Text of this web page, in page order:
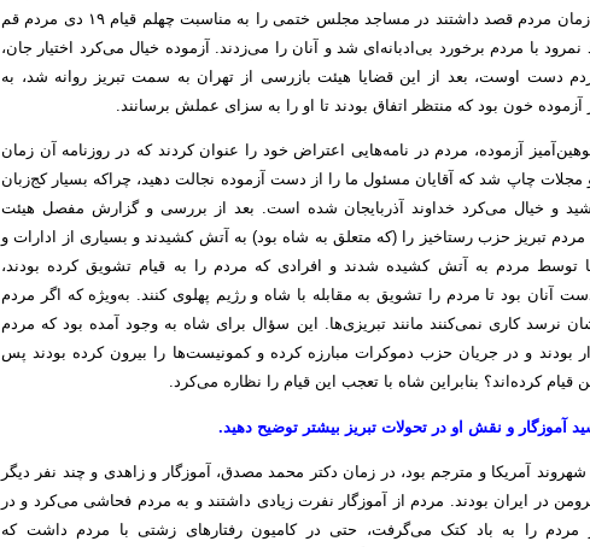
۱۳۵۶ بود. در آن زمان مردم قصد داشتند در مساجد مجلس ختمی را به مناسبت چهلم قیام ۱۹ دی مردم قم
نمرود با مردم برخورد بی‌ادبانه‌ای شد و آنان را می‌زدند. آزموده خیال می‌کرد اختیار جان،
دست اوست، بعد از این قضایا هیئت بازرسی از تهران به سمت تبریز روانه شد، به
خون بود که منتظر اتفاق بودند تا او را به سزای عملش برسانند.
آزموده، مردم در نامه‌هایی اعتراض خود را عنوان کردند که در روزنامه آن زمان
مجلات چاپ شد که آقایان مسئول ما را از دست آزموده نجالت دهید، چراکه بسیار کج‌زبان
و خیال می‌کرد خداوند آذربایجان شده است. بعد از بررسی و گزارش مفصل هیئت
مردم تبریز حزب رستاخیز را (که متعلق به شاه بود) به آتش کشیدند و بسیاری از ادارات و
مردم به آتش کشیده شدند و افرادی که مردم را به قیام تشویق کرده بودند،
آنان بود تا مردم را تشویق به مقابله با شاه و رژیم پهلوی کنند. به‌ویژه که اگر مردم
نرسد کاری نمی‌کنند مانند تبریزی‌ها. این سؤال برای شاه به وجود آمده بود که مردم
بودند و در جریان حزب دموکرات مبارزه کرده و کمونیست‌ها را بیرون کرده بودند پس
قیام کرده‌اند؟ بنابراین شاه با تعجب این قیام را نظاره می‌کرد.
آموزگار و نقش او در تحولات تبریز بیشتر توضیح دهید.
شهروند آمریکا و مترجم بود، در زمان دکتر محمد مصدق، آموزگار و زاهدی و چند نفر دیگر
در ایران بودند. مردم از آموزگار نفرت زیادی داشتند و به مردم فحاشی می‌کرد و در
مردم را به باد کتک می‌گرفت، حتی در کامیون رفتارهای زشتی با مردم داشت که